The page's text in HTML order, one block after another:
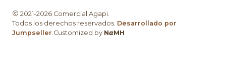
2021-2026 Comercial Agapi.
Todos los derechos reservados. Desarrollado por
Jumpseller .Customized by N𝞪MH